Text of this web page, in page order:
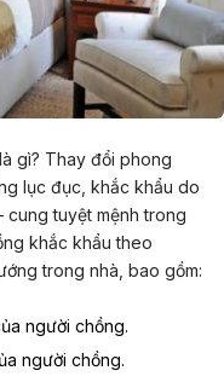
gì? Thay đổi phong
lục đục, khắc khẩu do
cung tuyệt mệnh trong
khắc khẩu theo
trong nhà, bao gồm:
người chồng.
người chồng.